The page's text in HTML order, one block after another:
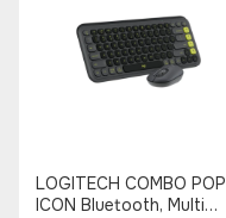
LOGITECH COMBO POP
ICON Bluetooth, Multi